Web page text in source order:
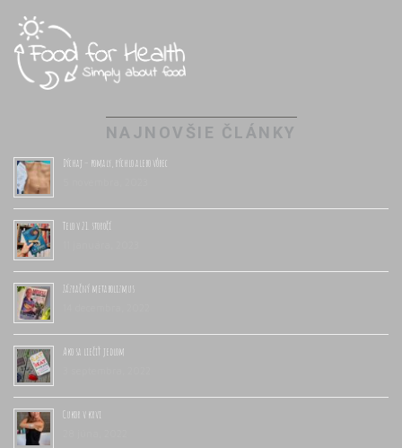
NAJNOVŠIE ČLÁNKY
Dýchaj – pomaly, rýchlo alebo vôbec
Telo v 21. storočí
Zázračný metabolizmus
Ako sa liečiť jedlom
Cukor v krvi